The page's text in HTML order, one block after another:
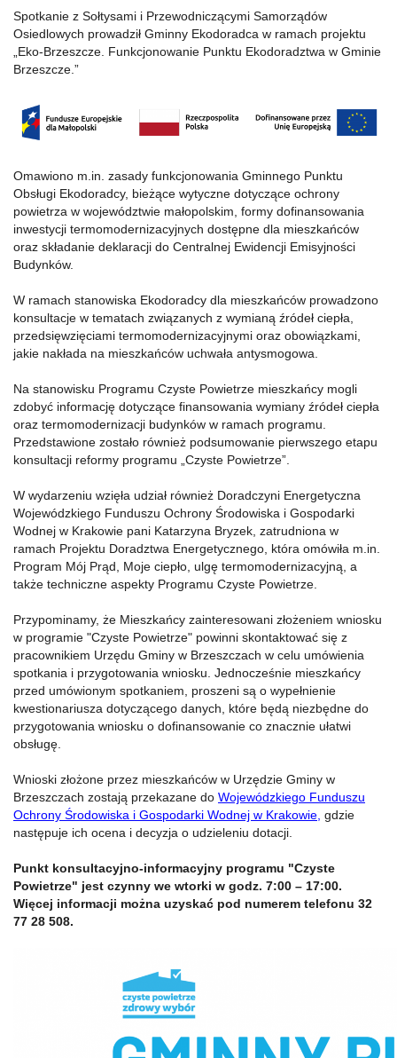
Spotkanie z Sołtysami i Przewodniczącymi Samorządów
Osiedlowych prowadził Gminny Ekodoradca w ramach projektu
„Eko-Brzeszcze. Funkcjonowanie Punktu Ekodoradztwa w Gminie
Brzeszcze.”
Omawiono m.in. zasady funkcjonowania Gminnego Punktu
Obsługi Ekodoradcy, bieżące wytyczne dotyczące ochrony
powietrza w województwie małopolskim, formy dofinansowania
inwestycji termomodernizacyjnych dostępne dla mieszkańców
oraz składanie deklaracji do Centralnej Ewidencji Emisyjności
Budynków.
W ramach stanowiska Ekodoradcy dla mieszkańców prowadzono
konsultacje w tematach związanych z wymianą źródeł ciepła,
przedsięwzięciami termomodernizacyjnymi oraz obowiązkami,
jakie nakłada na mieszkańców uchwała antysmogowa.
Na stanowisku Programu Czyste Powietrze mieszkańcy mogli
zdobyć informację dotyczące finansowania wymiany źródeł ciepła
oraz termomodernizacji budynków w ramach programu.
Przedstawione zostało również podsumowanie pierwszego etapu
konsultacji reformy programu „Czyste Powietrze”.
W wydarzeniu wzięła udział również Doradczyni Energetyczna
Wojewódzkiego Funduszu Ochrony Środowiska i Gospodarki
Wodnej w Krakowie pani Katarzyna Bryzek, zatrudniona w
ramach Projektu Doradztwa Energetycznego, która omówiła m.in.
Program Mój Prąd, Moje ciepło, ulgę termomodernizacyjną, a
także techniczne aspekty Programu Czyste Powietrze.
Przypominamy, że Mieszkańcy zainteresowani złożeniem wniosku
w programie "Czyste Powietrze" powinni skontaktować się z
pracownikiem Urzędu Gminy w Brzeszczach w celu umówienia
spotkania i przygotowania wniosku. Jednocześnie mieszkańcy
przed umówionym spotkaniem, proszeni są o wypełnienie
kwestionariusza dotyczącego danych, które będą niezbędne do
przygotowania wniosku o dofinansowanie co znacznie ułatwi
obsługę.
Wnioski złożone przez mieszkańców w Urzędzie Gminy w
Brzeszczach zostają przekazane do Wojewódzkiego Funduszu
Ochrony Środowiska i Gospodarki Wodnej w Krakowie, gdzie
następuje ich ocena i decyzja o udzieleniu dotacji.
Punkt konsultacyjno-informacyjny programu "Czyste
Powietrze" jest czynny we wtorki w godz. 7:00 – 17:00.
Więcej informacji można uzyskać pod numerem telefonu 32
77 28 508.